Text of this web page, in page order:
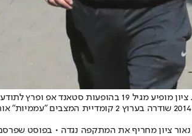
של עיתונאית חדשות 12, השחקן והבמאי נאור ציון